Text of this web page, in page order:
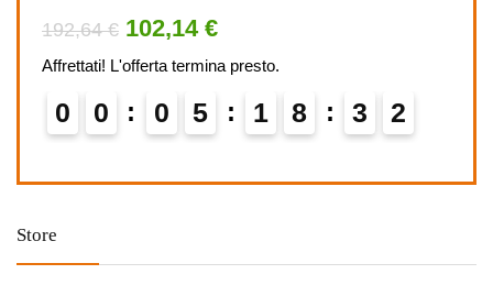
192,64 € 102,14 €
Affrettati! L'offerta termina presto.
0 0 0 5 1 8 3 2
Store